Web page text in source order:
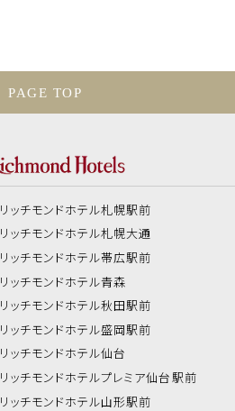
PAGE TOP
リッチモンドホテル札幌駅前
リッチモンドホテル札幌大通
リッチモンドホテル帯広駅前
リッチモンドホテル青森
リッチモンドホテル秋田駅前
リッチモンドホテル盛岡駅前
リッチモンドホテル仙台
リッチモンドホテルプレミア仙台駅前
リッチモンドホテル山形駅前